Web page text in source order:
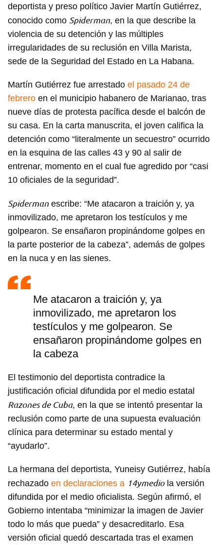
deportista y preso político Javier Martín Gutiérrez,
conocido como Spiderman, en la que describe la
violencia de su detención y las múltiples
irregularidades de su reclusión en Villa Marista,
sede de la Seguridad del Estado en La Habana.
Martín Gutiérrez fue arrestado el pasado 24 de
febrero en el municipio habanero de Marianao, tras
nueve días de protesta pacífica desde el balcón de
su casa. En la carta manuscrita, el joven califica la
detención como “literalmente un secuestro” ocurrido
en la esquina de las calles 43 y 90 al salir de
entrenar, momento en el cual fue agredido por “casi
10 oficiales de la seguridad”.
Spiderman escribe: “Me atacaron a traición y, ya
inmovilizado, me apretaron los testículos y me
golpearon. Se ensañaron propinándome golpes en
la parte posterior de la cabeza”, además de golpes
en la nuca y en las sienes.
Me atacaron a traición y, ya
inmovilizado, me apretaron los
testículos y me golpearon. Se
ensañaron propinándome golpes en
la cabeza
El testimonio del deportista contradice la
justificación oficial difundida por el medio estatal
Razones de Cuba, en la que se intentó presentar la
reclusión como parte de una supuesta evaluación
clínica para determinar su estado mental y
“ayudarlo”.
La hermana del deportista, Yuneisy Gutiérrez, había
rechazado en declaraciones a 14ymediola versión
difundida por el medio oficialista. Según afirmó, el
Gobierno intentaba “minimizar la imagen de Javier
todo lo más que pueda” y desacreditarlo. Esa
versión oficial quedó descartada tras el examen